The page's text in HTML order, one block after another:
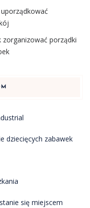
zorganizować porządki
dziecięcych zabawek
się miejscem